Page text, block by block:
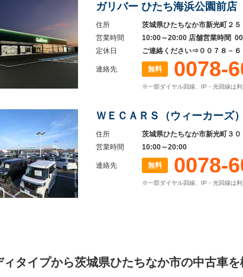
ガリバー ひたち海浜公園前店
住所
茨城県ひたちなか市新光町２５
営業時間
10:00～20:00 店舗営業時間
定休日
ご連絡ください⇒００７８－６
連絡先 無料 0078-
※一部ダイヤル回線、IP・光回線は
ＷＥＣＡＲＳ（ウィーカーズ
住所
茨城県ひたちなか市新光町３０
営業時間
10:00～20:00
連絡先 無料 0078-
※一部ダイヤル回線、IP・光回線は
ィタイプから茨城県ひたちなか市の中古車を